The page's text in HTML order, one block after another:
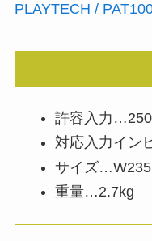
PLAYTECH /
許容入力
対応入力イン
サイズ
重量…2.7kg